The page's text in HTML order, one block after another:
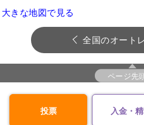
大きな地図で見る
全国のオート
ページ先
投票 入金・